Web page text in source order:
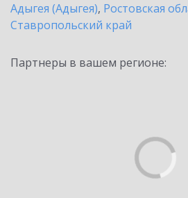
Адыгея (Адыгея), Ростовская
Ставропольский край
Партнеры в вашем регионе: